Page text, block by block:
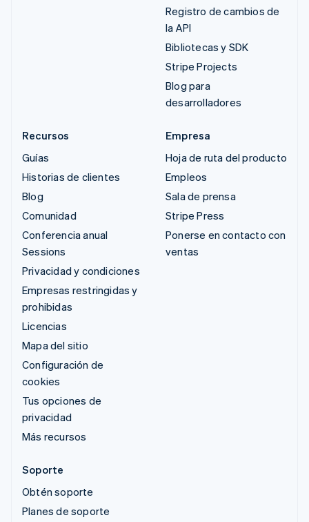
Registro de cambios de
la API
Bibliotecas y SDK
Stripe Projects
Blog para
desarrolladores
Recursos
Guías
Historias de clientes
Blog
Comunidad
Conferencia anual
Sessions
Privacidad y condiciones
Empresas restringidas y
prohibidas
Licencias
Mapa del sitio
Configuración de
cookies
Tus opciones de
privacidad
Más recursos
Empresa
Hoja de ruta del producto
Empleos
Sala de prensa
Stripe Press
Ponerse en contacto con
ventas
Soporte
Obtén soporte
Planes de soporte